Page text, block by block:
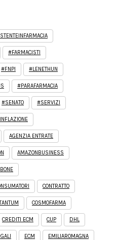
#FARMACISTI
#FNPI #LENETHUN
#PARAFARMACIA
#SENATO #SERVIZI
AGENZIA ENTRATE
AMAZONBUSINESS
CONTRATTO
COSMOFARMA
CREDITI ECM CUP DHL
ECM EMILIAROMAGNA